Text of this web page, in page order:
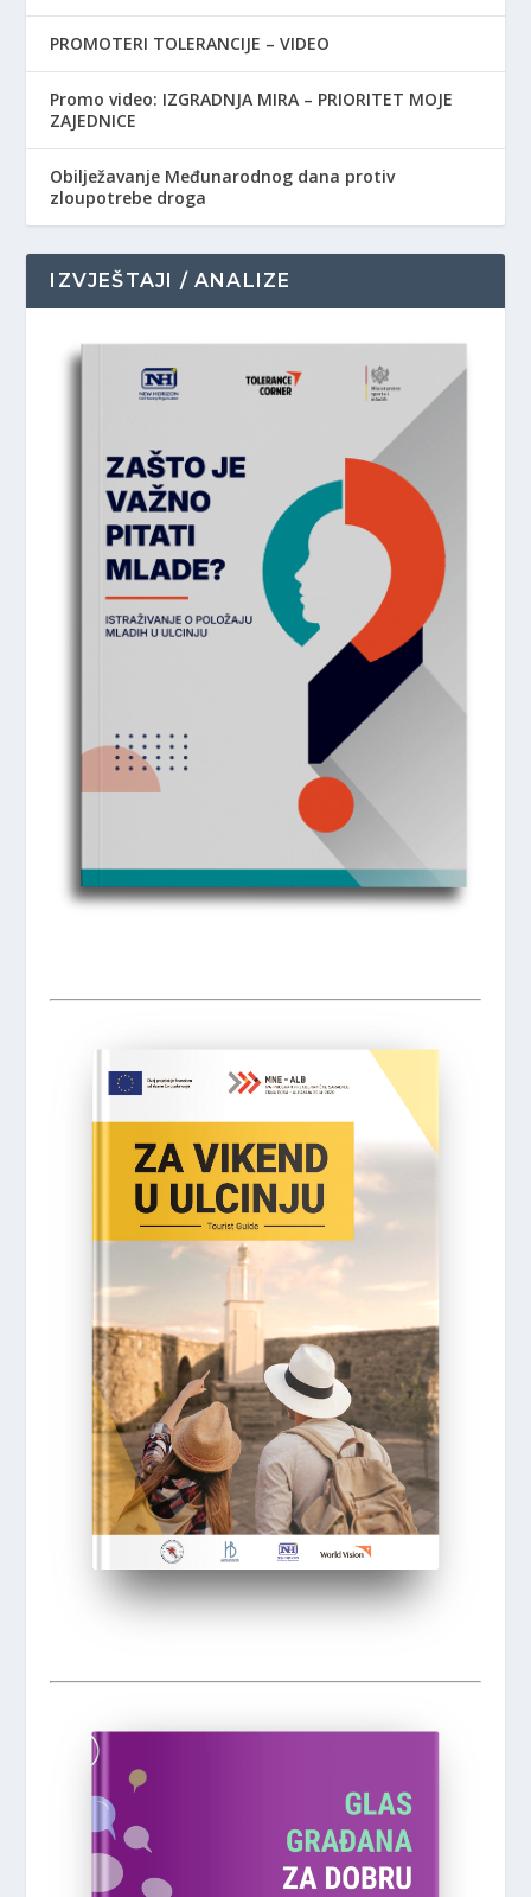
PROMOTERI TOLERANCIJE – VIDEO
Promo video: IZGRADNJA MIRA – PRIORITET MOJE
ZAJEDNICE
Obilježavanje Međunarodnog dana protiv
zloupotrebe droga
IZVJEŠTAJI / ANALIZE